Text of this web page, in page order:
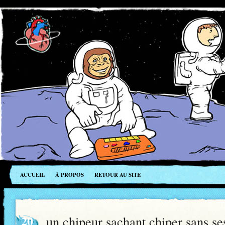
ACCUEIL À PROPOS RETOUR AU SITE
20 un chipeur sachant chiper sans